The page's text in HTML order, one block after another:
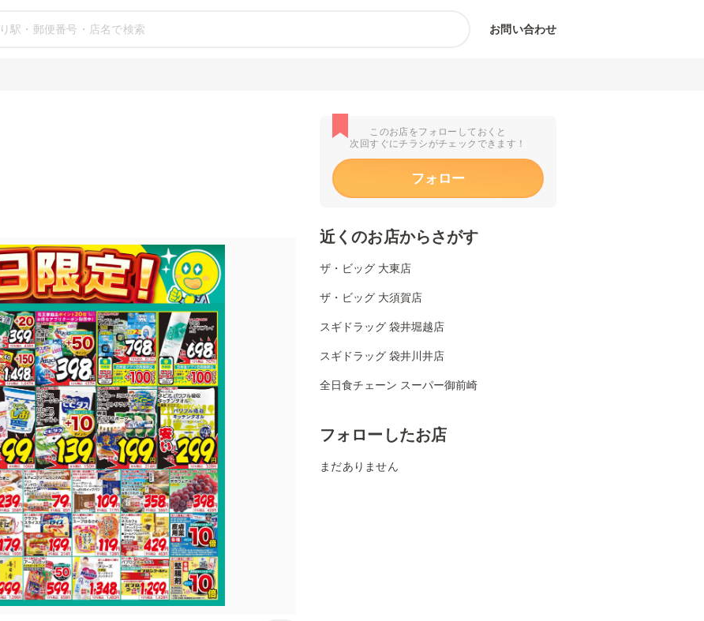
お問い合わせ
このお店をフォローしておくと
次回すぐにチラシがチェックできます！
フォロー
近くのお店からさがす
ザ・ビッグ 大東店
ザ・ビッグ 大須賀店
スギドラッグ 袋井堀越店
スギドラッグ 袋井川井店
全日食チェーン スーパー御前崎
フォローしたお店
まだありません